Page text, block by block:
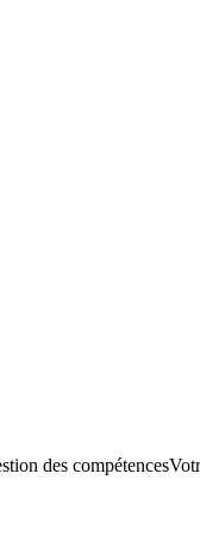
des compétences